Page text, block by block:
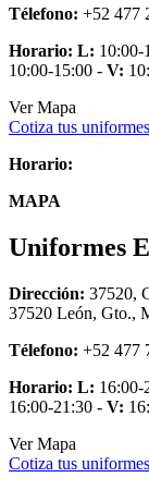
Télefono: +52 477
Horario: L: 10:00-
10:00-15:00 - V:
Ver Mapa
Cotiza tus uniformes
Horario:
MAPA
Uniformes
Dirección: 37520,
37520 León, Gto.,
Télefono: +52 477
Horario: L: 16:00-
16:00-21:30 - V:
Ver Mapa
Cotiza tus uniformes